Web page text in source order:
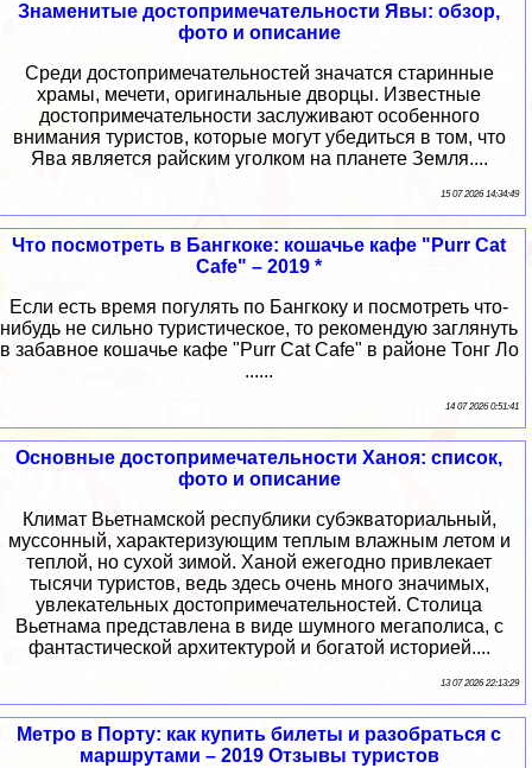
Знаменитые достопримечательности Явы: обзор,
фото и описание
Среди достопримечательностей значатся старинные
храмы, мечети, оригинальные дворцы. Известные
достопримечательности заслуживают особенного
внимания туристов, которые могут убедиться в том, что
Ява является райским уголком на планете Земля....
15 07 2026 14:34:49
Что посмотреть в Бангкоке: кошачье кафе "Purr Cat
Cafe" – 2019 *
Если есть время погулять по Бангкоку и посмотреть что-
нибудь не сильно туристическое, то рекомендую заглянуть
в забавное кошачье кафе "Purr Cat Cafe" в районе Тонг Ло
......
14 07 2026 0:51:41
Основные достопримечательности Ханоя: список,
фото и описание
Климат Вьетнамской республики субэкваториальный,
муссонный, характеризующим теплым влажным летом и
теплой, но сухой зимой. Ханой ежегодно привлекает
тысячи туристов, ведь здесь очень много значимых,
увлекательных достопримечательностей. Столица
Вьетнама представлена в виде шумного мегаполиса, с
фантастической архитектурой и богатой историей....
13 07 2026 22:13:29
Метро в Порту: как купить билеты и разобраться с
маршрутами – 2019 Отзывы туристов